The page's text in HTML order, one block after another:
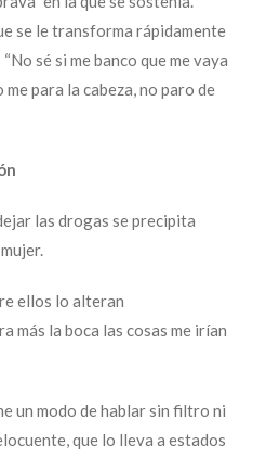
se le transforma rápidamente
sé si me banco que me vaya
para la cabeza, no paro de
las drogas se precipita
ellos lo alteran
más la boca las cosas me irían
un modo de hablar sin filtro ni
que lo lleva a estados